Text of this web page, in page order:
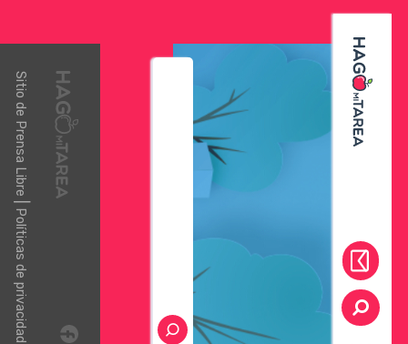
Sitio de
Prensa Libre
|
Políticas de privacidad